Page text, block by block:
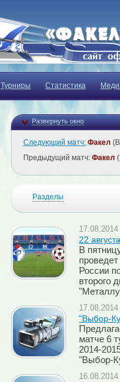
Турниры Статистика
Развернуть окно
Следующий матч: Факел
Предыдущий матч: Факел
Разделы
22
В
России
второго
"Выбор-
матче 6
2014-
"Выбор-